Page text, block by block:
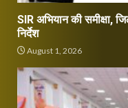
SIR अभियान की समीक्षा,
निर्देश
August 1, 2026